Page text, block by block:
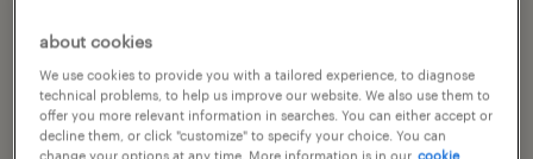
job category
warehousing & distribution
about cookies
We use cookies to provide you with a tailored experience, to diagnose
technical problems, to help us improve our website. We also use them to
offer you more relevant information in searches. You can either accept or
decline them, or click "customize" to specify your choice. You can
change your options at any time. More information is in our cookie